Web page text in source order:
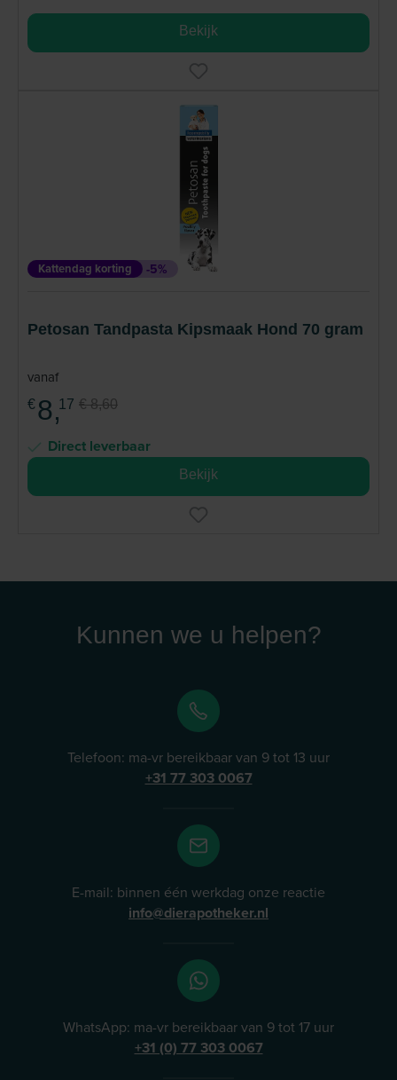
Bekijk
Kattendag korting -5%
Petosan Tandpasta Kipsmaak Hond 70 gram
vanaf
€ 8,17 € 8,60
Direct leverbaar
Bekijk
Kunnen we u helpen?
Telefoon: ma-vr bereikbaar van 9 tot 13 uur
+31 77 303 0067
E-mail: binnen één werkdag onze reactie
info@dierapotheker.nl
WhatsApp: ma-vr bereikbaar van 9 tot 17 uur
+31 (0) 77 303 0067